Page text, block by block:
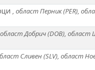
, област Перник (PER),
Добрич (DOB), област
Сливен (SLV), област